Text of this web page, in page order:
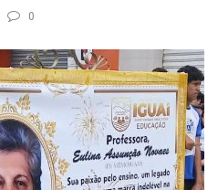
0